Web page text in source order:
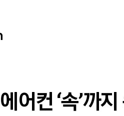
에어컨 ‘속’까